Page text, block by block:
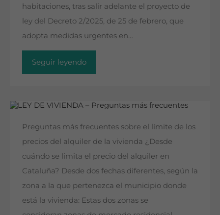
habitaciones, tras salir adelante el proyecto de
ley del Decreto 2/2025, de 25 de febrero, que
adopta medidas urgentes en…
Seguir leyendo
Preguntas más frecuentes sobre el límite de los
precios del alquiler de la vivienda ¿Desde
cuándo se limita el precio del alquiler en
Cataluña? Desde dos fechas diferentes, según la
zona a la que pertenezca el municipio donde
está la vivienda: Estas dos zonas se